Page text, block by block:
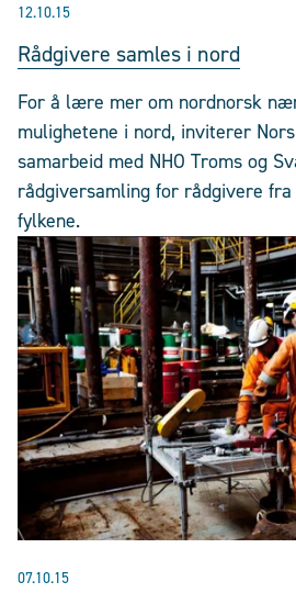
12.10.15
Rådgivere samles i nord
For å lære mer om nordnorsk
mulighetene i nord, inviterer
samarbeid med NHO Troms og
rådgiversamling for rådgivere
fylkene.
07.10.15